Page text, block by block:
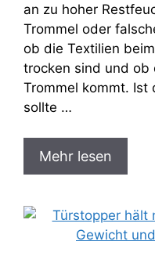
an zu hoher
Trommel oder
ob die Textilien
trocken sind und ob
Trommel kommt. Ist
sollte …
Mehr lesen